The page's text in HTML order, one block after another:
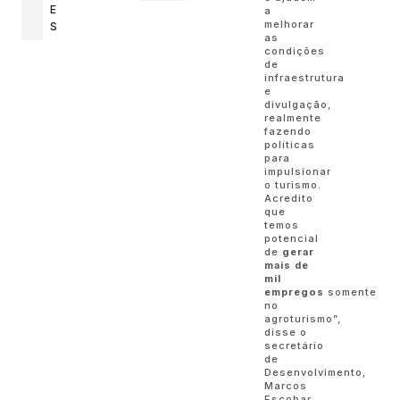
E
S
a
melhorar
as
condições
de
infraestrutura
e
divulgação,
realmente
fazendo
políticas
para
impulsionar
o turismo.
Acredito
que
temos
potencial
de gerar
mais de
mil
empregos somente
no
agroturismo”,
disse o
secretário
de
Desenvolvimento,
Marcos